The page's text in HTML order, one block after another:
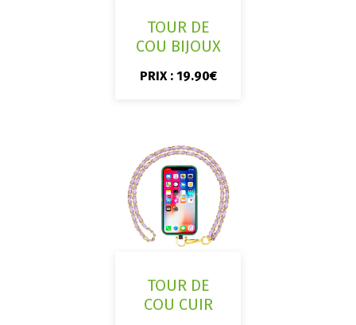
TOUR DE
COU BIJOUX
PRIX : 19.90€
TOUR DE
COU CUIR